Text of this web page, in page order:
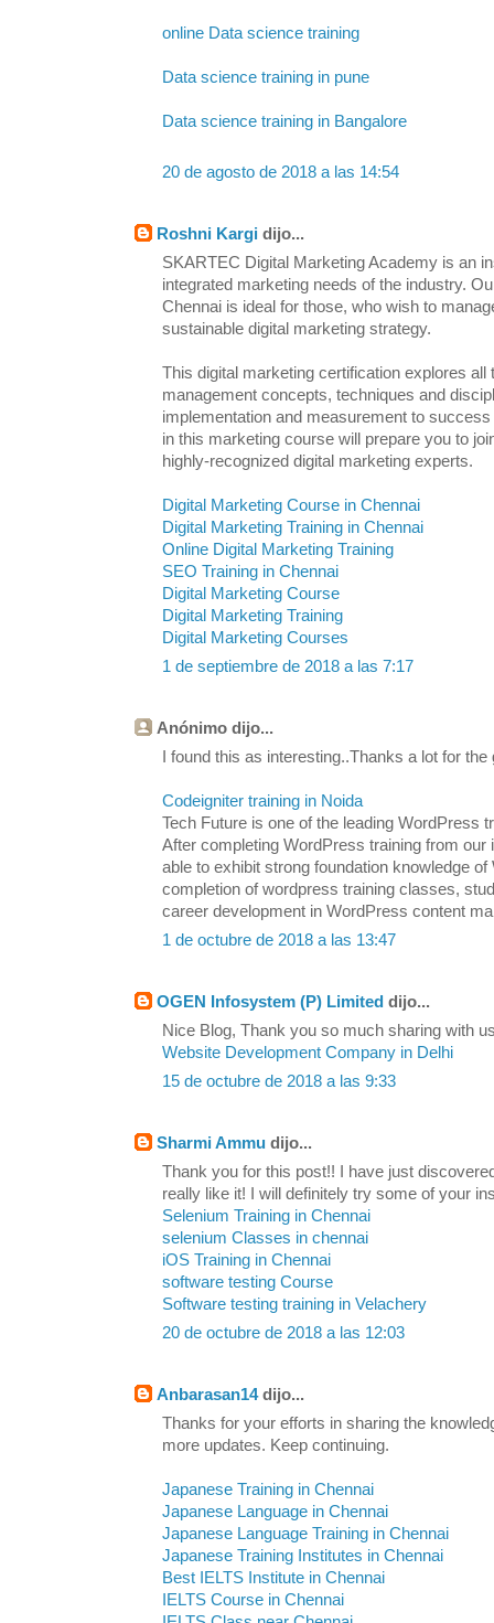
online Data science training
Data science training in pune
Data science training in Bangalore
20 de agosto de 2018 a las 14:54
Roshni Kargi dijo...
SKARTEC Digital Marketing Academy is an
integrated marketing needs of the industry.
Chennai is ideal for those, who wish to
sustainable digital marketing strategy.
This digital marketing certification explores all
management concepts, techniques and
implementation and measurement to
in this marketing course will prepare you to
highly-recognized digital marketing experts.
Digital Marketing Course in Chennai
Digital Marketing Training in Chennai
Online Digital Marketing Training
SEO Training in Chennai
Digital Marketing Course
Digital Marketing Training
Digital Marketing Courses
1 de septiembre de 2018 a las 7:17
Anónimo dijo...
I found this as interesting..Thanks a lot for
Codeigniter training in Noida
Tech Future is one of the leading WordPress
After completing WordPress training from our
able to exhibit strong foundation knowledge
completion of wordpress training classes,
career development in WordPress content
1 de octubre de 2018 a las 13:47
OGEN Infosystem (P) Limited dijo...
Nice Blog, Thank you so much sharing with
Website Development Company in Delhi
15 de octubre de 2018 a las 9:33
Sharmi Ammu dijo...
Thank you for this post!! I have just
really like it! I will definitely try some of your
Selenium Training in Chennai
selenium Classes in chennai
iOS Training in Chennai
software testing Course
Software testing training in Velachery
20 de octubre de 2018 a las 12:03
Anbarasan14dijo...
Thanks for your efforts in sharing the
more updates. Keep continuing.
Japanese Training in Chennai
Japanese Language in Chennai
Japanese Language Training in Chennai
Japanese Training Institutes in Chennai
Best IELTS Institute in Chennai
IELTS Course in Chennai